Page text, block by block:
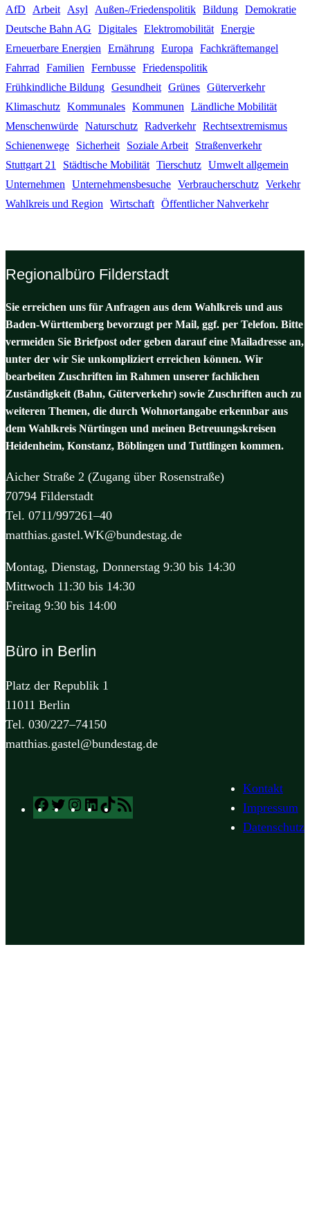
AfD Arbeit Asyl Außen-/Friedenspolitik Bildung Demokratie
Deutsche Bahn AG
Digitales Elektromobilität Energie
Erneuerbare Energien
Ernährung Europa
Fachkräftemangel
Fahrrad
Familien Fernbusse Friedenspolitik
Frühkindliche Bildung Gesundheit Grünes Güterverkehr
Klimaschutz Kommunales Kommunen
Ländliche Mobilität
Menschenwürde Naturschutz Radverkehr Rechtsextremismus
Schienenwege
Sicherheit Soziale Arbeit
Straßenverkehr
Stuttgart 21
Städtische Mobilität Tierschutz Umwelt allgemein
Unternehmen
Unternehmensbesuche Verbraucherschutz Verkehr
Wahlkreis und Region
Wirtschaft Öffentlicher Nahverkehr
Regionalbüro Filderstadt
Sie erreichen uns für Anfragen aus dem Wahlkreis und aus
Baden-Württemberg bevorzugt per Mail, ggf. per Telefon. Bitte
vermeiden Sie Briefpost oder geben darauf eine Mailadresse an,
unter der wir Sie unkompliziert erreichen können. Wir
bearbeiten Zuschriften im Rahmen unserer fachlichen
Zuständigkeit (Bahn, Güterverkehr) sowie Zuschriften auch zu
weiteren Themen, die durch Wohnortangabe erkennbar aus
dem Wahlkreis Nürtingen und meinen Betreuungskreisen
Heidenheim, Konstanz, Böblingen und Tuttlingen kommen.
Aicher Straße 2 (Zugang über Rosenstraße)
70794 Filderstadt
Tel. 0711/997261–40
matthias.gastel.WK@bundestag.de
Montag, Dienstag, Donnerstag 9:30 bis 14:30
Mittwoch 11:30 bis 14:30
Freitag 9:30 bis 14:00
Büro in Berlin
Platz der Republik 1
11011 Berlin
Tel. 030/227–74150
matthias.gastel@bundestag.de
Facebook
TwitterInstagram
LinkedIn
TikTok
Kontakt
Impressum
Datenschutz